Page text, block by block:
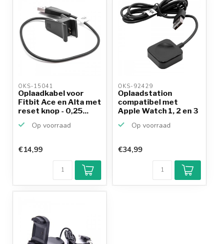
OKS-15041
Oplaadkabel voor
Fitbit Ace en Alta met
reset knop - 0,25...
Op voorraad
€14,99
OKS-92429
Oplaadstation
compatibel met
Apple Watch 1, 2 en 3
Op voorraad
€34,99